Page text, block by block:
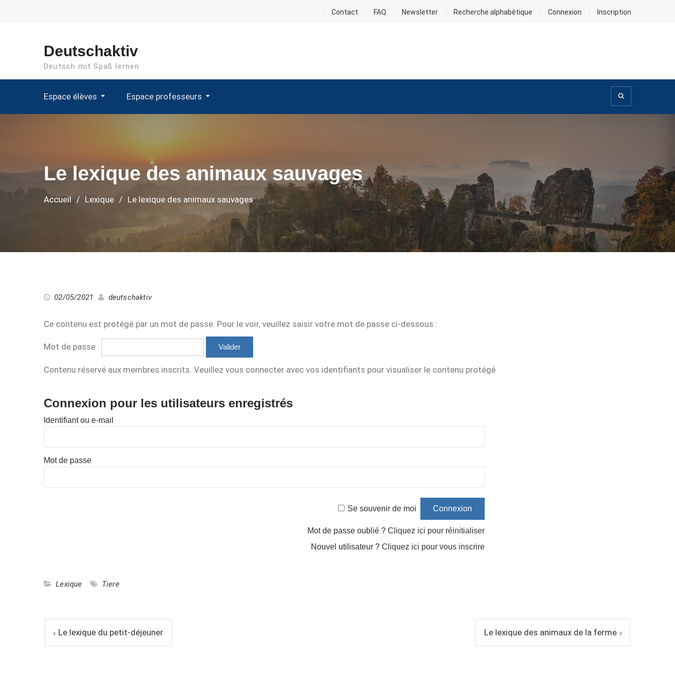
Contact FAQ Newsletter Recherche alphabétique Connexion Inscription
Deutschaktiv
Deutsch mit Spaß lernen
Espace élèves Espace professeurs
Le lexique des animaux sauvages
Accueil Lexique Le lexique des animaux sauvages
02/05/2021 deutschaktiv
Ce contenu est protégé par un mot de passe. Pour le voir, veuillez saisir votre mot de passe ci-dessous :
Mot de passe :
Contenu réservé aux membres inscrits. Veuillez vous connecter avec vos identifiants pour visualiser le contenu protégé
Connexion pour les utilisateurs enregistrés
Identifiant ou e-mail
Mot de passe
Se souvenir de moi
Mot de passe oublié ? Cliquez ici pour réinitialiser
Nouvel utilisateur ? Cliquez ici pour vous inscrire
Lexique Tiere
Navigation
Le lexique du petit-déjeuner Le lexique des animaux de la ferme